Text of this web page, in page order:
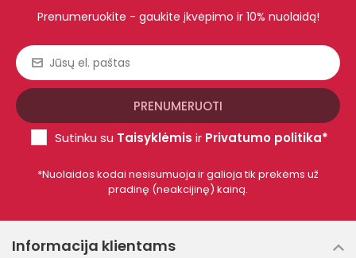
Prenumeruokite - gaukite įkvėpimo ir 10% nuolaidą!
Sutinku su Taisyklėmis ir Privatumo politika*
*Nuolaidos kodai nesisumuoja ir galioja tik prekėms už
pradinę (neakcijinę) kainą.
Informacija klientams